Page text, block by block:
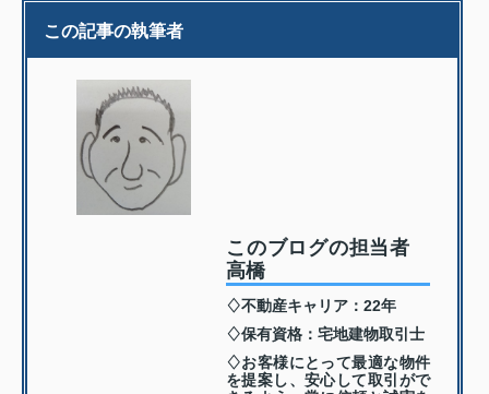
この記事の執筆者
このブログの担当者
高橋
♢不動産キャリア：22年
♢保有資格：宅地建物取引士
♢お客様にとって最適な物件
を提案し、安心して取引がで